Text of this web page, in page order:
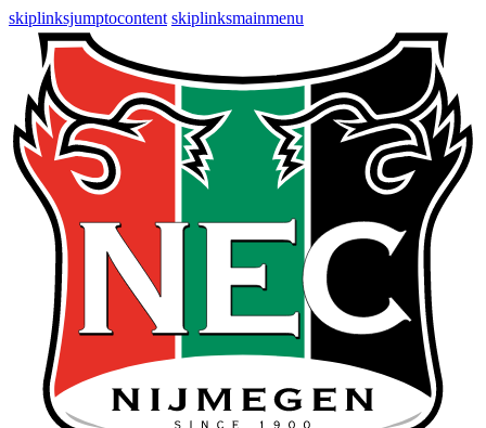
skiplinksjumptocontent skiplinksmainmenu